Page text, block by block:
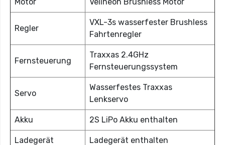
Regler
VXL-3s wasserfester Brushless
Fahrtenregler
Fernsteuerung
Traxxas 2.4GHz
Fernsteuerungssystem
Servo
Wasserfestes Traxxas
Lenkservo
Akku 2S LiPo Akku enthalten
Ladegerät Ladegerät enthalten